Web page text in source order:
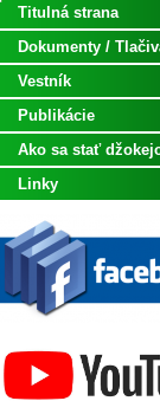
Titulná strana
Dokumenty /
Vestník
Publikácie
Ako sa stať
Linky